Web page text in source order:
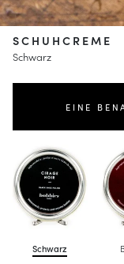
SCHUHCREME
Schwarz
EINE
Schwarz